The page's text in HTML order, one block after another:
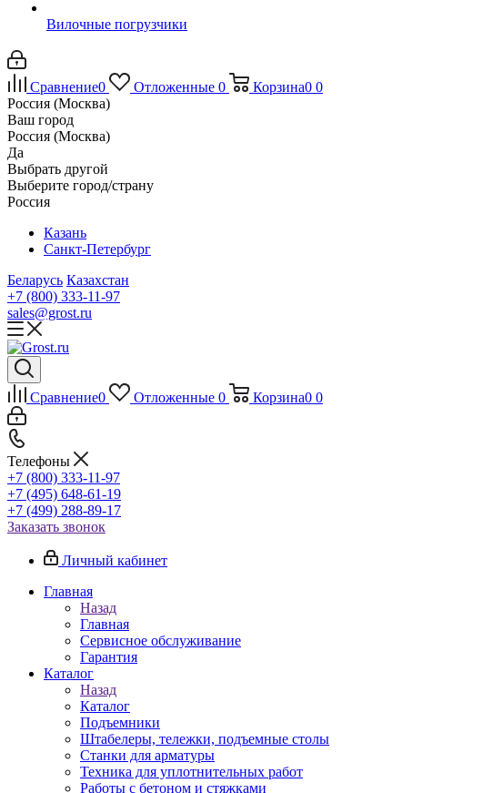
Вилочные погрузчики
Сравнение0 Отложенные 0 Корзина0 0
Россия (Москва)
Ваш город
Россия (Москва)
Да
Выбрать другой
Выберите город/страну
Россия
Казань
Санкт-Петербург
Беларусь Казахстан
+7 (800) 333-11-97
sales@grost.ru
Сравнение0 Отложенные 0 Корзина0 0
Телефоны
+7 (800) 333-11-97
+7 (495) 648-61-19
+7 (499) 288-89-17
Заказать звонок
Личный кабинет
Главная
Назад
Главная
Сервисное обслуживание
Гарантия
Каталог
Назад
Каталог
Подъемники
Штабелеры, тележки, подъемные столы
Станки для арматуры
Техника для уплотнительных работ
Работы с бетоном и стяжками